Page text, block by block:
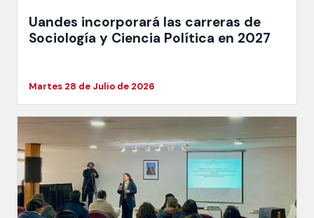
Uandes incorporará las carreras de
Sociología y Ciencia Política en 2027
Martes 28 de Julio de 2026